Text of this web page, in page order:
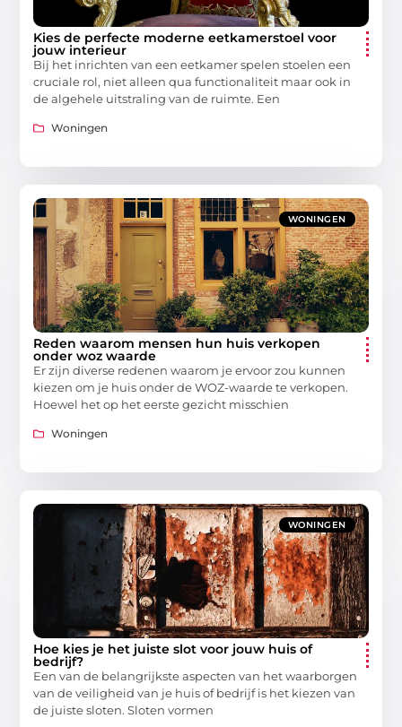
Kies de perfecte moderne eetkamerstoel voor
jouw interieur
Bij het inrichten van een eetkamer spelen stoelen een
cruciale rol, niet alleen qua functionaliteit maar ook in
de algehele uitstraling van de ruimte. Een
Woningen
WONINGEN
Reden waarom mensen hun huis verkopen
onder woz waarde
Er zijn diverse redenen waarom je ervoor zou kunnen
kiezen om je huis onder de WOZ-waarde te verkopen.
Hoewel het op het eerste gezicht misschien
Woningen
WONINGEN
Hoe kies je het juiste slot voor jouw huis of
bedrijf?
Een van de belangrijkste aspecten van het waarborgen
van de veiligheid van je huis of bedrijf is het kiezen van
de juiste sloten. Sloten vormen